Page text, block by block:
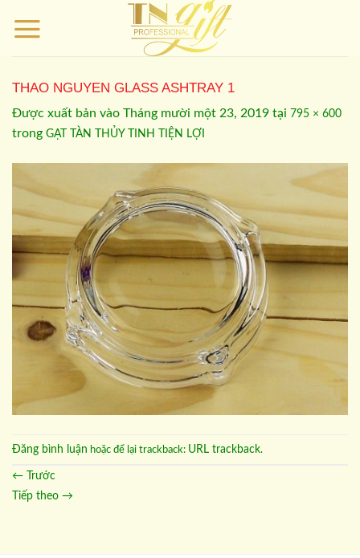
qua
THAO NGUYEN GLASS ASHTRAY 1
Được xuất bản vào Tháng mười một 23, 2019 tại 795 × 600
trong GẠT TÀN THỦY TINH TIỆN LỢI
Đăng bình luận hoặc để lại trackback: URL trackback.
← Trước
Tiếp theo →